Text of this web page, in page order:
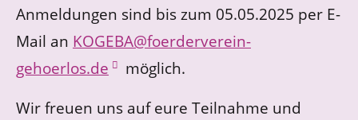
Anmeldungen sind bis zum 05.05.2025 per E-
Mail an KOGEBA@foerderverein-
gehoerlos.de
möglich.
Wir freuen uns auf eure Teilnahme und